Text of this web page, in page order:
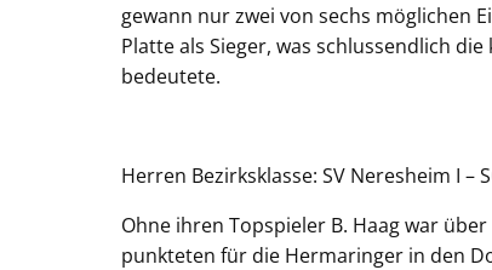
gewann nur zwei von sechs möglichen
Platte als Sieger, was schlussendlich
bedeutete.
Herren Bezirksklasse: SV Neresheim I –
Ohne ihren Topspieler B. Haag war
punkteten für die Hermaringer in den